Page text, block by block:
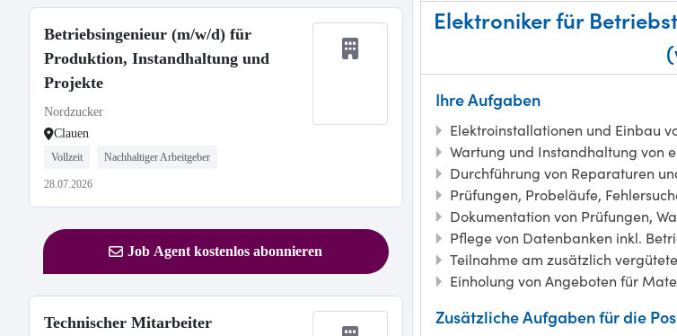
Betriebsingenieur (m/w/d) für
Produktion, Instandhaltung und
Projekte
Nordzucker
Clauen
Vollzeit Nachhaltiger Arbeitgeber
28.07.2026
Job Agent kostenlos abonnieren
Technischer Mitarbeiter